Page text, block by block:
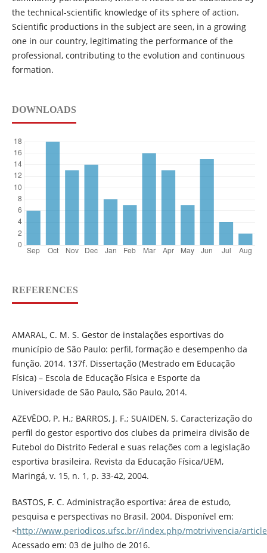
the technical-scientific knowledge of its sphere of action.
Scientific productions in the subject are seen, in a growing
one in our country, legitimating the performance of the
professional, contributing to the evolution and continuous
formation.
DOWNLOADS
REFERENCES
AMARAL, C. M. S. Gestor de instalações esportivas do
município de São Paulo: perfil, formação e desempenho da
função. 2014. 137f. Dissertação (Mestrado em Educação
Física) – Escola de Educação Física e Esporte da
Universidade de São Paulo, São Paulo, 2014.
AZEVÊDO, P. H.; BARROS, J. F.; SUAIDEN, S. Caracterização do
perfil do gestor esportivo dos clubes da primeira divisão de
Futebol do Distrito Federal e suas relações com a legislação
esportiva brasileira. Revista da Educação Física/UEM,
Maringá, v. 15, n. 1, p. 33-42, 2004.
BASTOS, F. C. Administração esportiva: área de estudo,
pesquisa e perspectivas no Brasil. 2004. Disponível em:
<http://www.periodicos.ufsc.br//index.php/motrivivencia/
Acessado em: 03 de julho de 2016.